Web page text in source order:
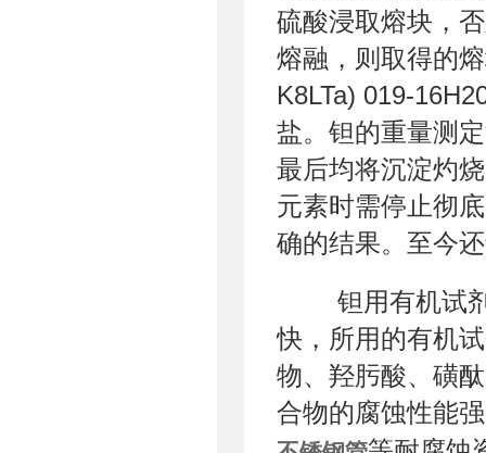
硫酸浸取熔块，
熔融，则取得的
K8LTa) 019-
盐。钽的重量测
最后均将沉淀灼
元素时需停止彻
确的结果。至今
钽用有机试
快，所用的有机
物、羟肟酸、磺
合物的腐蚀性能